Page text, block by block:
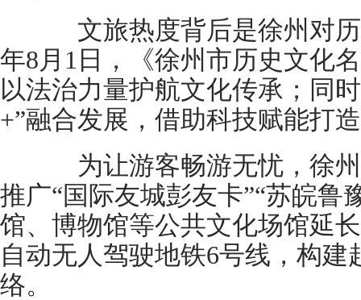
文旅热度背后是徐州对历
年8月1日，《徐州市历史文化
以法治力量护航文化传承；同
+”融合发展，借助科技赋能打
为让游客畅游无忧，徐州
推广“国际友城彭友卡”“苏皖鲁
馆、博物馆等公共文化场馆延
自动无人驾驶地铁6号线，构
络。